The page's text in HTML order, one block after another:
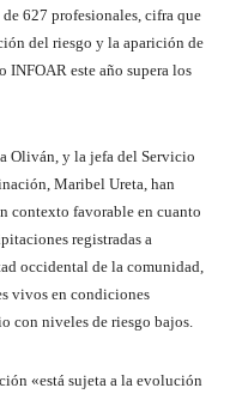
627 profesionales, cifra que
del riesgo y la aparición de
este año supera los
Oliván, y la jefa del Servicio
Maribel Ureta, han
contexto favorable en cuanto
registradas a
occidental de la comunidad,
vivos en condiciones
con niveles de riesgo bajos.
«está sujeta a la evolución